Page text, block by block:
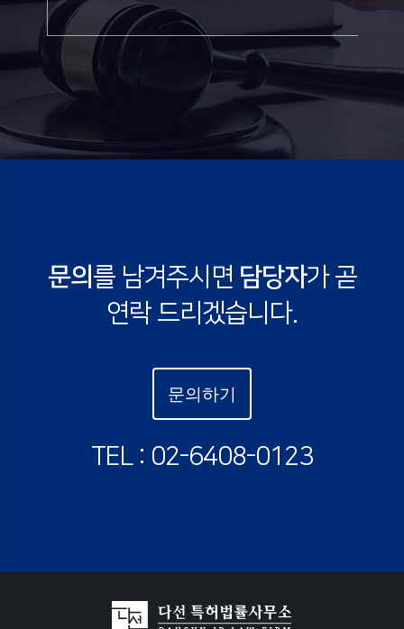
문의 를 남겨주시면 담당자가 곧
연락 드리겠습니다.
문의하기
TEL : 02-6408-0123